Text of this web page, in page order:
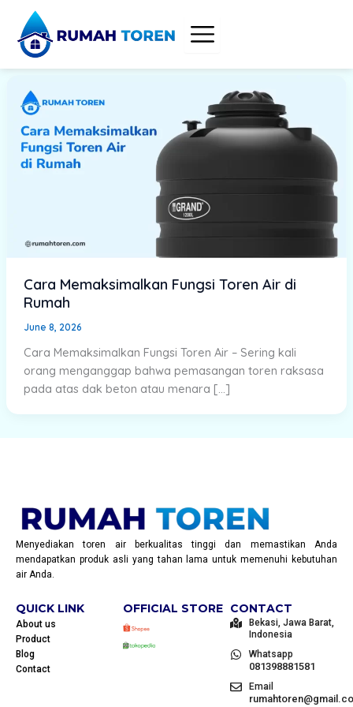
content
Cara Memaksimalkan Fungsi Toren Air di
Rumah
June 8, 2026
Cara Memaksimalkan Fungsi Toren Air – Sering kali
orang menganggap bahwa pemasangan toren raksasa
pada atas dak beton atau menara […]
Menyediakan toren air berkualitas tinggi dan memastikan Anda
mendapatkan produk asli yang tahan lama untuk memenuhi kebutuhan
air Anda.
QUICK LINK
About us
Product
Blog
Contact
OFFICIAL STORE CONTACT
Bekasi, Jawa Barat,
Indonesia
Whatsapp
081398881581
Email